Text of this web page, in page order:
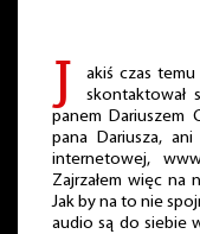
J
akiś czas
skontaktował
panem Dariuszem
pana Dariusza,
internetowej,
Zajrzałem więc na
Jak by na to nie
audio są do siebie